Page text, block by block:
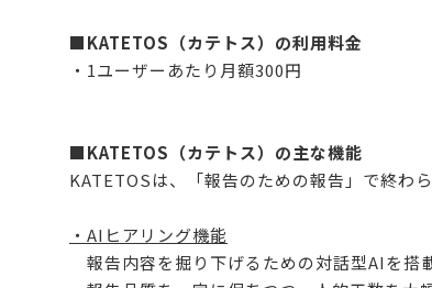
■KATETOS（カテトス）の利用料金
・1ユーザーあたり月額300円
■KATETOS（カテトス）の主な機能
KATETOSは、「報告のための報告」で終わ
・AIヒアリング機能
報告内容を掘り下げるための対話型AIを搭載